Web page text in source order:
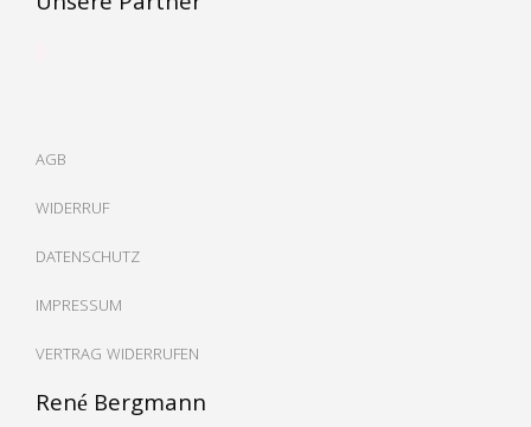
AGB
WIDERRUF
DATENSCHUTZ
IMPRESSUM
VERTRAG WIDERRUFEN
René Bergmann